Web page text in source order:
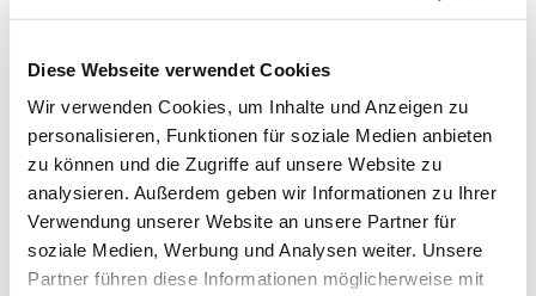
Diese Webseite verwendet Cookies
Wir verwenden Cookies, um Inhalte und Anzeigen zu
personalisieren, Funktionen für soziale Medien anbieten
zu können und die Zugriffe auf unsere Website zu
analysieren. Außerdem geben wir Informationen zu Ihrer
Verwendung unserer Website an unsere Partner für
soziale Medien, Werbung und Analysen weiter. Unsere
Partner führen diese Informationen möglicherweise mit